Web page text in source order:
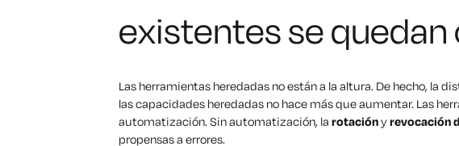
existentes se quedan
Las herramientas heredadas no están a la altura. De hecho, la
las capacidades heredadas no hace más que aumentar. Las
automatización. Sin automatización, la rotaciónyrevocación
propensas a errores.